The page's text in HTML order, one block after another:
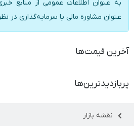
به عنوان اطلاعات عمومی از منابع
عنوان مشاوره مالی یا سرمایه‌گذاری در
آخرین قیمت‌ها
پربازدیدترین‌ها
نقشه بازار